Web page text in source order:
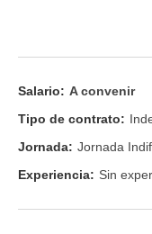
Salario: A convenir
Tipo de contrato:
Jornada: Jornada
Experiencia: Sin